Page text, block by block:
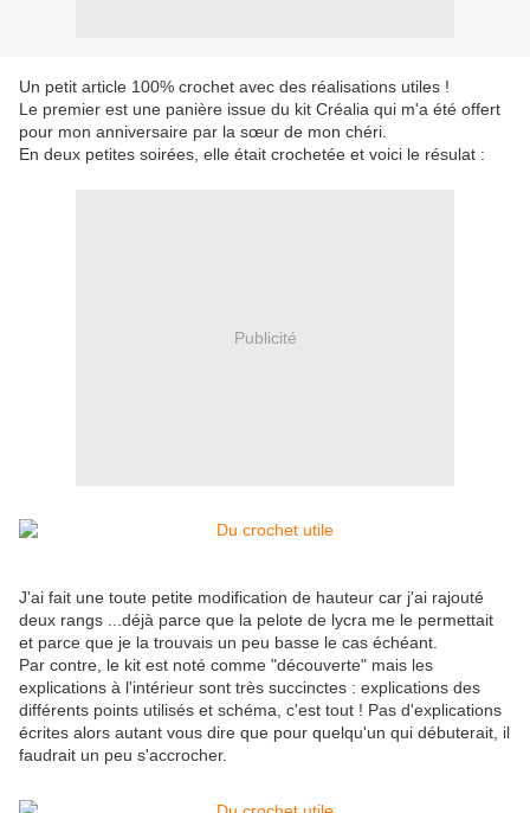
Un petit article 100% crochet avec des réalisations utiles !
Le premier est une panière issue du kit Créalia qui m'a été offert
pour mon anniversaire par la sœur de mon chéri.
En deux petites soirées, elle était crochetée et voici le résulat :
Publicité
J'ai fait une toute petite modification de hauteur car j'ai rajouté
deux rangs ...déjà parce que la pelote de lycra me le permettait
et parce que je la trouvais un peu basse le cas échéant.
Par contre, le kit est noté comme "découverte" mais les
explications à l'intérieur sont très succinctes : explications des
différents points utilisés et schéma, c'est tout ! Pas d'explications
écrites alors autant vous dire que pour quelqu'un qui débuterait, il
faudrait un peu s'accrocher.